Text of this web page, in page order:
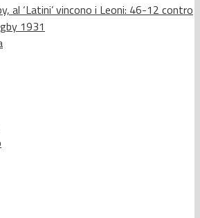
al ‘Latini’ vincono i Leoni: 46-12 contro
1931